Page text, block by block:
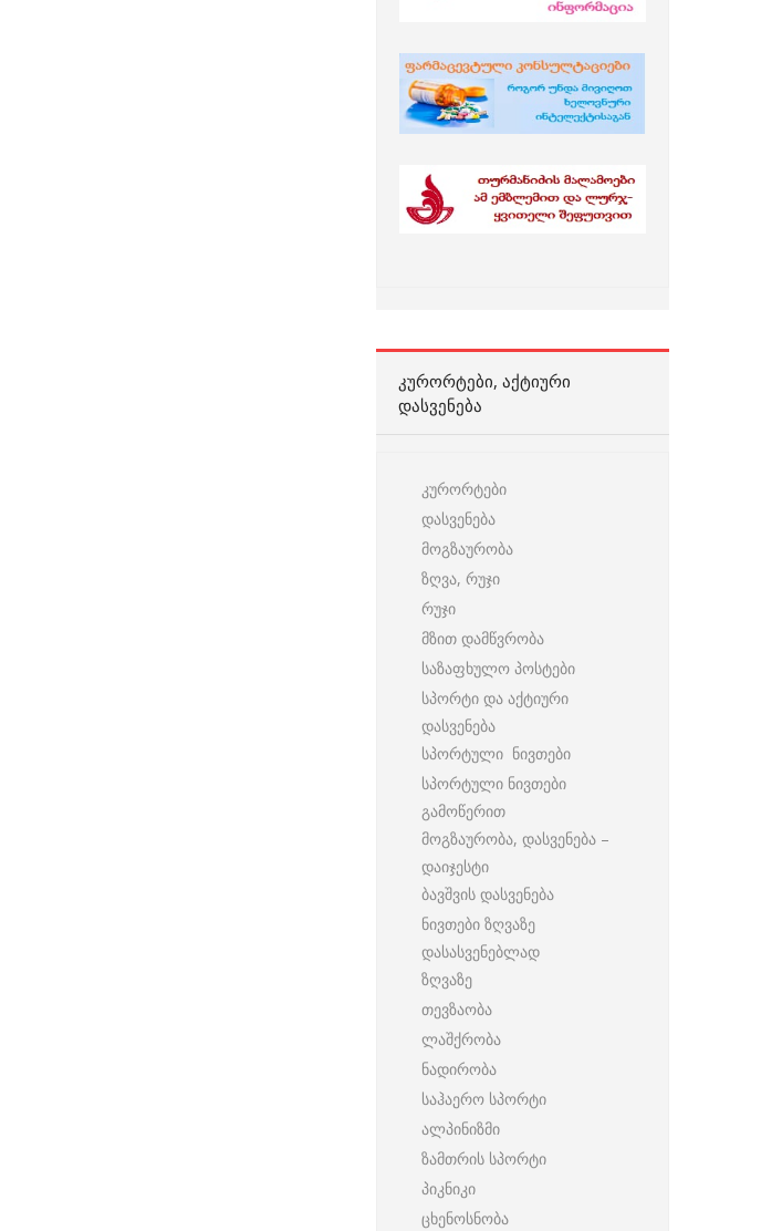
ᲙᲣᲠᲝᲠᲢᲔᲑᲘ, ᲐᲥᲢᲘᲣᲠᲘ
ᲓᲐᲡᲕᲔᲜᲔᲑᲐ
კურორტები
დასვენება
მოგზაურობა
ზღვა, რუჯი
რუჯი
მზით დამწვრობა
საზაფხულო პოსტები
სპორტი და აქტიური
დასვენება
სპორტული ნივთები
სპორტული ნივთები
გამოწერით
მოგზაურობა, დასვენება –
დაიჯესტი
ბავშვის დასვენება
ნივთები ზღვაზე
დასასვენებლად
ზღვაზე
თევზაობა
ლაშქრობა
ნადირობა
საჰაერო სპორტი
ალპინიზმი
ზამთრის სპორტი
პიკნიკი
ცხენოსნობა